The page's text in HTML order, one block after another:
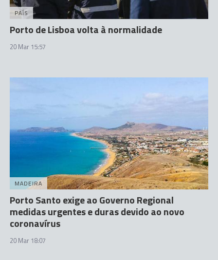
PAÍS
Porto de Lisboa volta à normalidade
20 Mar 15:57
MADEIRA
Porto Santo exige ao Governo Regional
medidas urgentes e duras devido ao novo
coronavírus
20 Mar 18:07